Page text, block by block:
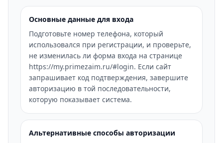
Основные данные для входа
Подготовьте номер телефона, который
использовался при регистрации, и проверьте,
не изменилась ли форма входа на странице
https://my.primezaim.ru/#login. Если сайт
запрашивает код подтверждения, завершите
авторизацию в той последовательности,
которую показывает система.
Альтернативные способы авторизации